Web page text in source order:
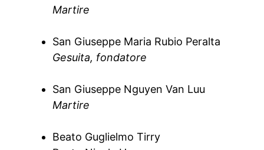
Martire
San Giuseppe Maria Rubio Peralta
Gesuita, fondatore
San Giuseppe Nguyen Van Luu
Martire
Beato Guglielmo Tirry